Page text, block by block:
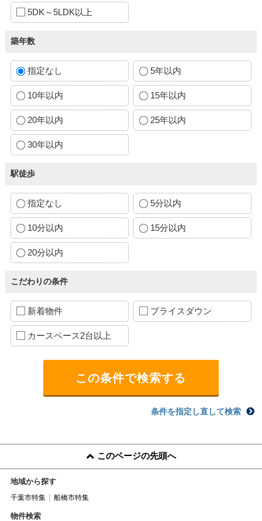
5DK～5LDK以上
築年数
指定なし 5年以内
10年以内 15年以内
20年以内 25年以内
30年以内
駅徒歩
指定なし 5分以内
10分以内 15分以内
20分以内
こだわりの条件
新着物件 プライスダウン
カースペース2台以上
条件を指定し直して検索
このページの先頭へ
地域から探す
千葉市特集 船橋市特集
物件検索